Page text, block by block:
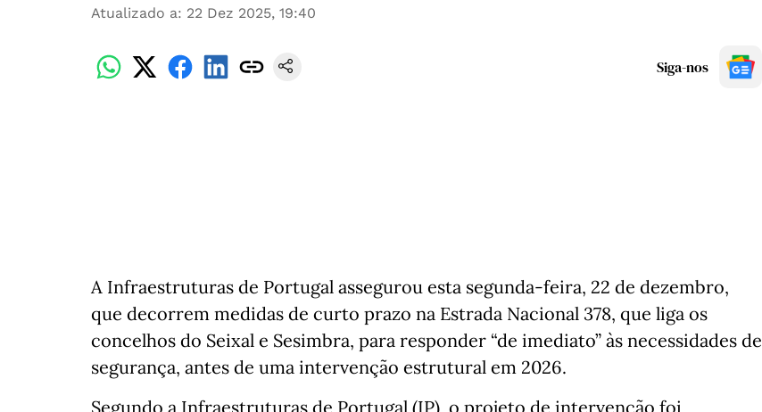
Atualizado a: 22 Dez 2025, 19:40
Siga-nos
A Infraestruturas de Portugal assegurou esta segunda-feira, 22 de dezembro,
que decorrem medidas de curto prazo na Estrada Nacional 378, que liga os
concelhos do Seixal e Sesimbra, para responder “de imediato” às necessidades de
segurança, antes de uma intervenção estrutural em 2026.
Segundo a Infraestruturas de Portugal (IP), o projeto de intervenção foi